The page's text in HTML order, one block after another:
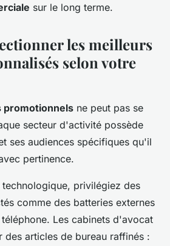
sur le long terme.
les meilleurs
selon votre
promotionnels ne peut pas se
secteur d'activité possède
ses audiences spécifiques qu'il
pertinence.
technologique, privilégiez des
comme des batteries externes
Les cabinets d'avocat
articles de bureau raffinés :